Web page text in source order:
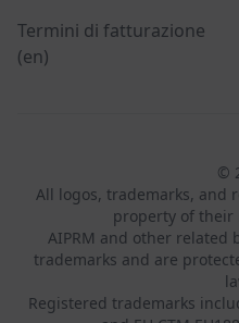
Termini di fatturazione
(en)
©
All logos, trademarks, and
property of their
AIPRM and other related
trademarks and are
Registered trademarks